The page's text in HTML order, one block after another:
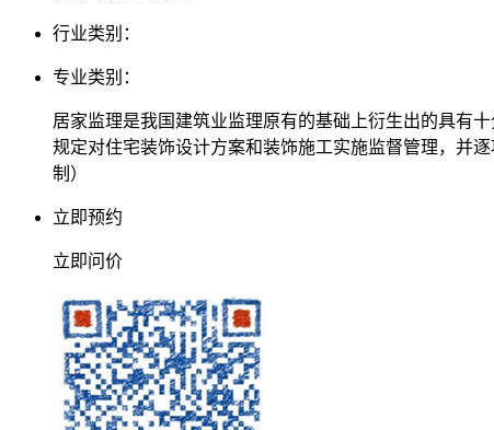
行业类别：
专业类别：
居家监理是我国建筑业监理原有的基础上衍生出的具有
规定对住宅装饰设计方案和装饰施工实施监督管理，并
制）
立即预约
立即问价